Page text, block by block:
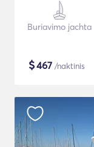
Buriavimo jachta
$467 /naktinis